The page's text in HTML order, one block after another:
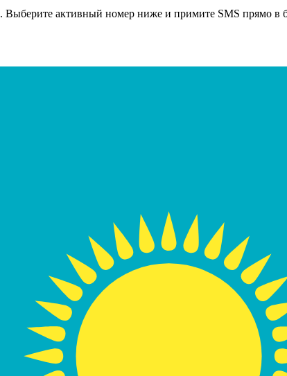
. Выберите активный номер ниже и примите SMS прямо в